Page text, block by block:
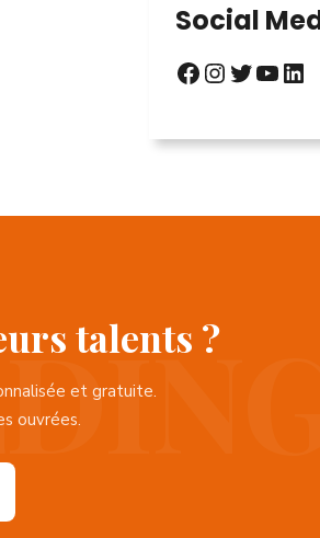
Social
Facebook InstagramTwitter YouTube LinkedIn
talents ?
et gratuite.
ouvrées.